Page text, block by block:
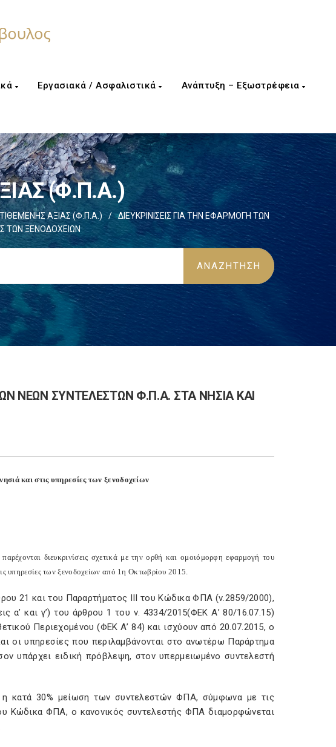
Εργασιακά / Ασφαλιστικά Ανάπτυξη – Εξωστρέφεια
(Φ.Π.Α.)
ΑΞΙΑΣ (Φ.Π.Α.) /
ΔΙΕΥΚΡΙΝΙΣΕΙΣ ΓΙΑ ΤΗΝ ΕΦΑΡΜΟΓΗ ΤΩΝ
ΤΩΝ ΞΕΝΟΔΟΧΕΙΩΝ
ΝΕΩΝ ΣΥΝΤΕΛΕΣΤΩΝ Φ.Π.Α. ΣΤΑ ΝΗΣΙΑ ΚΑΙ
και στις υπηρεσίες των ξενοδοχείων
διευκρινίσεις σχετικά με την ορθή και ομοιόμορφη εφαρμογή του
υπηρεσίες των ξενοδοχείων από 1η Οκτωβρίου 2015.
21 και του Παραρτήματος ΙΙΙ του Κώδικα ΦΠΑ (ν.2859/2000),
α’ και γ’) του άρθρου 1 του ν. 4334/2015(ΦΕΚ Α’ 80/16.07.15)
Περιεχομένου (ΦΕΚ Α’ 84) και ισχύουν από 20.07.2015, ο
οι υπηρεσίες που περιλαμβάνονται στο ανωτέρω Παράρτημα
υπάρχει ειδική πρόβλεψη, στον υπερμειωμένο συντελεστή
η κατά 30% μείωση των συντελεστών ΦΠΑ, σύμφωνα με τις
Κώδικα ΦΠΑ, ο κανονικός συντελεστής ΦΠΑ διαμορφώνεται